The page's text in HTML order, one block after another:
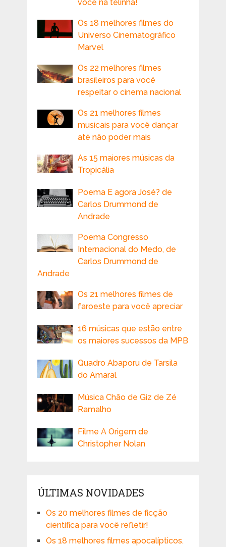
você na telinha!
Os 18 melhores filmes do
Universo Cinematográfico
Marvel
Os 22 melhores filmes
brasileiros para você
respeitar o cinema nacional
Os 21 melhores filmes
musicais para você dançar
até não poder mais
As 15 maiores músicas da
Tropicália
Poema E agora José? de
Carlos Drummond de
Andrade
Poema Congresso
Internacional do Medo, de
Carlos Drummond de
Andrade
Os 21 melhores filmes de
faroeste para você apreciar
16 músicas que estão entre
os maiores sucessos da MPB
Quadro Abaporu de Tarsila
do Amaral
Música Chão de Giz de Zé
Ramalho
Filme A Origem de
Christopher Nolan
ÚLTIMAS NOVIDADES
Os 20 melhores filmes de ficção
científica para você refletir!
Os 18 melhores filmes apocalípticos.